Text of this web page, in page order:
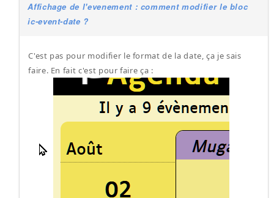
Affichage de l'evenement : comment modifier le bloc
ic-event-date ?
C'est pas pour modifier le format de la date, ça je sais
faire. En fait c'est pour faire ça :